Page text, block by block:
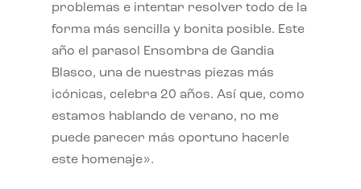
problemas e intentar resolver todo de la
forma más sencilla y bonita posible. Este
año el parasol Ensombra de Gandia
Blasco, una de nuestras piezas más
icónicas, celebra 20 años. Así que, como
estamos hablando de verano, no me
puede parecer más oportuno hacerle
este homenaje».